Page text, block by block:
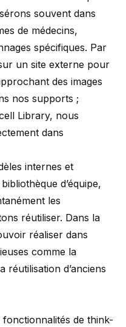
souvent dans
de médecins,
spécifiques. Par
un site externe pour
des images
nos supports ;
Library, nous
dans
internes et
d’équipe,
les
réutiliser. Dans la
réaliser dans
comme la
réutilisation d’anciens
de think-